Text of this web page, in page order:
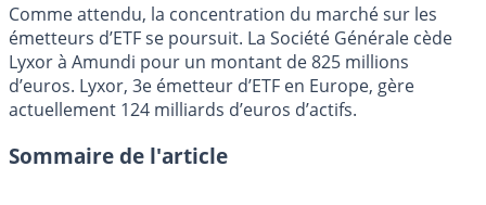
Comme attendu, la concentration du marché sur les
émetteurs d’ETF se poursuit. La Société Générale cède
Lyxor à Amundi pour un montant de 825 millions
d’euros. Lyxor, 3e émetteur d’ETF en Europe, gère
actuellement 124 milliards d’euros d’actifs.
Sommaire de l'article